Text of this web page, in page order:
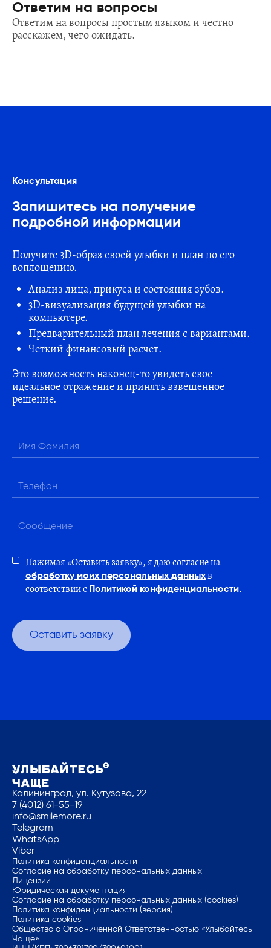
Ответим на вопросы
Ответим на вопросы простым языком и честно
расскажем, чего ожидать.
Консультация
Запишитесь на получение
подробной информации
Получите 3D-образ своей улыбки и план по его
воплощению.
Анализ лица, прикуса и состояния зубов.
3D-визуализация будущей улыбки на
компьютере.
Предварительный план лечения с вариантами.
Четкий финансовый расчет.
Это возможность наконец-то увидеть свое
идеальное отражение и принять взвешенное
решение.
Нажимая «Оставить заявку», я даю согласие на
обработку моих персональных данныхв
соответствии с Политикой конфиденциальности.
Оставить заявку
Калининград, ул. Кутузова, 22
7 (4012) 61-55-19
info@smilemore.ru
Telegram
WhatsApp
Viber
Общество с Ограниченной Ответственностью «Улыбайтесь
Чаще»
Политика конфиденциальности
Согласие на обработку персональных данных
Лицензии
Юридическая документация
Согласие на обработку персональных данных (cookies)
Политика конфиденциальности (версия)
Политика cookies